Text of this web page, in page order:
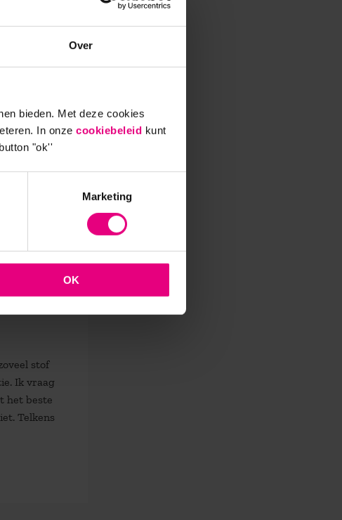
Over
bieden. Met deze cookies
In onze cookiebeleid kunt
"ok''
Marketing
OK
dat het
aan
nu echt?
bevatten,
stof
Ik vraag
het beste
Telkens